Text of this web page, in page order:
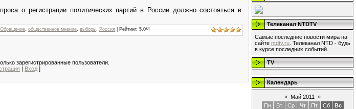
о регистрации политических партий в России должно состояться в
Обращение общественное мнение выборы Россия Рейтинг: 5.0/4
зарегистрированные пользователи.
| Вход ]
Телеканал NTDTV
Самые последние новости мира на
сайте ntdtv.ru . Телеканал NTD - будь
в курсе последних событий.
TV
Календарь
« Май 2011
»
Пн
Вт Ср Чт Пт Сб
Вс